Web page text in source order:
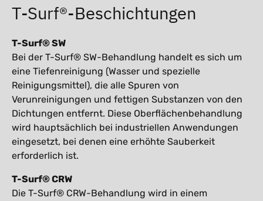
T-Surf®-Beschichtungen
T-Surf® SW
Bei der T-Surf® SW-Behandlung handelt es sich um
eine Tiefenreinigung (Wasser und spezielle
Reinigungsmittel), die alle Spuren von
Verunreinigungen und fettigen Substanzen von den
Dichtungen entfernt. Diese Oberflächenbehandlung
wird hauptsächlich bei industriellen Anwendungen
eingesetzt, bei denen eine erhöhte Sauberkeit
erforderlich ist.
T-Surf® CRW
Die T-Surf® CRW-Behandlung wird in einem